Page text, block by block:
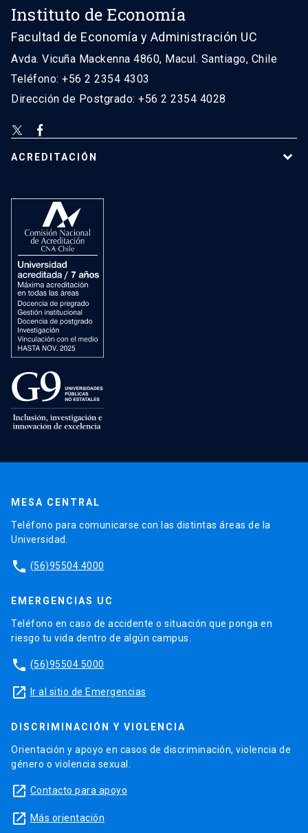
Instituto de Economía
Facultad de Economía y Administración UC
Avda. Vicuña Mackenna 4860, Macul. Santiago, Chile
Teléfono: +56 2 2354 4303
Dirección de Postgrado: +56 2 2354 4028
ACREDITACIÓN
MESA CENTRAL
Teléfono para comunicarse con las distintas áreas de la
Universidad.
phone (56)95504 4000
EMERGENCIAS UC
Teléfono en caso de accidente o situación que ponga en
riesgo tu vida dentro de algún campus.
phone (56)95504 5000
launch Ir al sitio de Emergencias
DISCRIMINACIÓN Y VIOLENCIA
Orientación y apoyo en casos de discriminación, violencia de
género o violencia sexual.
launch Contacto para apoyo
launch Más orientación